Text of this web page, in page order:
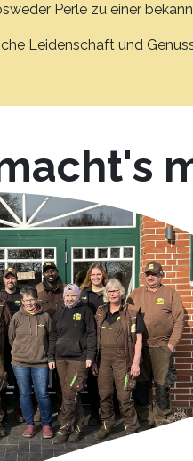
Perle zu einer
Leidenschaft und